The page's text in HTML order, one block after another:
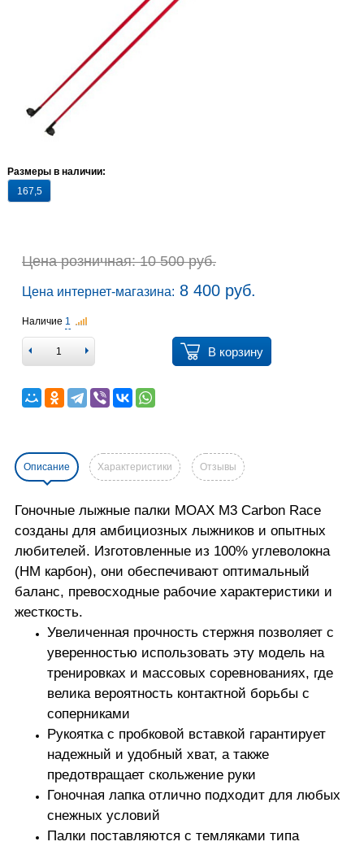
Размеры в наличии:
167,5
Цена розничная: 10 500 руб.
Цена интернет-магазина: 8 400 руб.
Наличие 1
В корзину
Описание Характеристики Отзывы
Гоночные лыжные палки MOAX M3 Carbon Race
созданы для амбициозных лыжников и опытных
любителей. Изготовленные из 100% углеволокна
(HM карбон), они обеспечивают оптимальный
баланс, превосходные рабочие характеристики и
жесткость.
Увеличенная прочность стержня позволяет с
уверенностью использовать эту модель на
тренировках и массовых соревнованиях, где
велика вероятность контактной борьбы с
соперниками
Рукоятка с пробковой вставкой гарантирует
надежный и удобный хват, а также
предотвращает скольжение руки
Гоночная лапка отлично подходит для любых
снежных условий
Палки поставляются с темляками типа